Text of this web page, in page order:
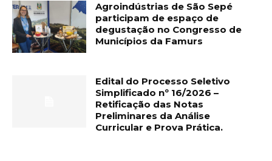
Agroindústrias de São Sepé
participam de espaço de
degustação no Congresso de
Municípios da Famurs
Edital do Processo Seletivo
Simplificado nº 16/2026 –
Retificação das Notas
Preliminares da Análise
Curricular e Prova Prática.